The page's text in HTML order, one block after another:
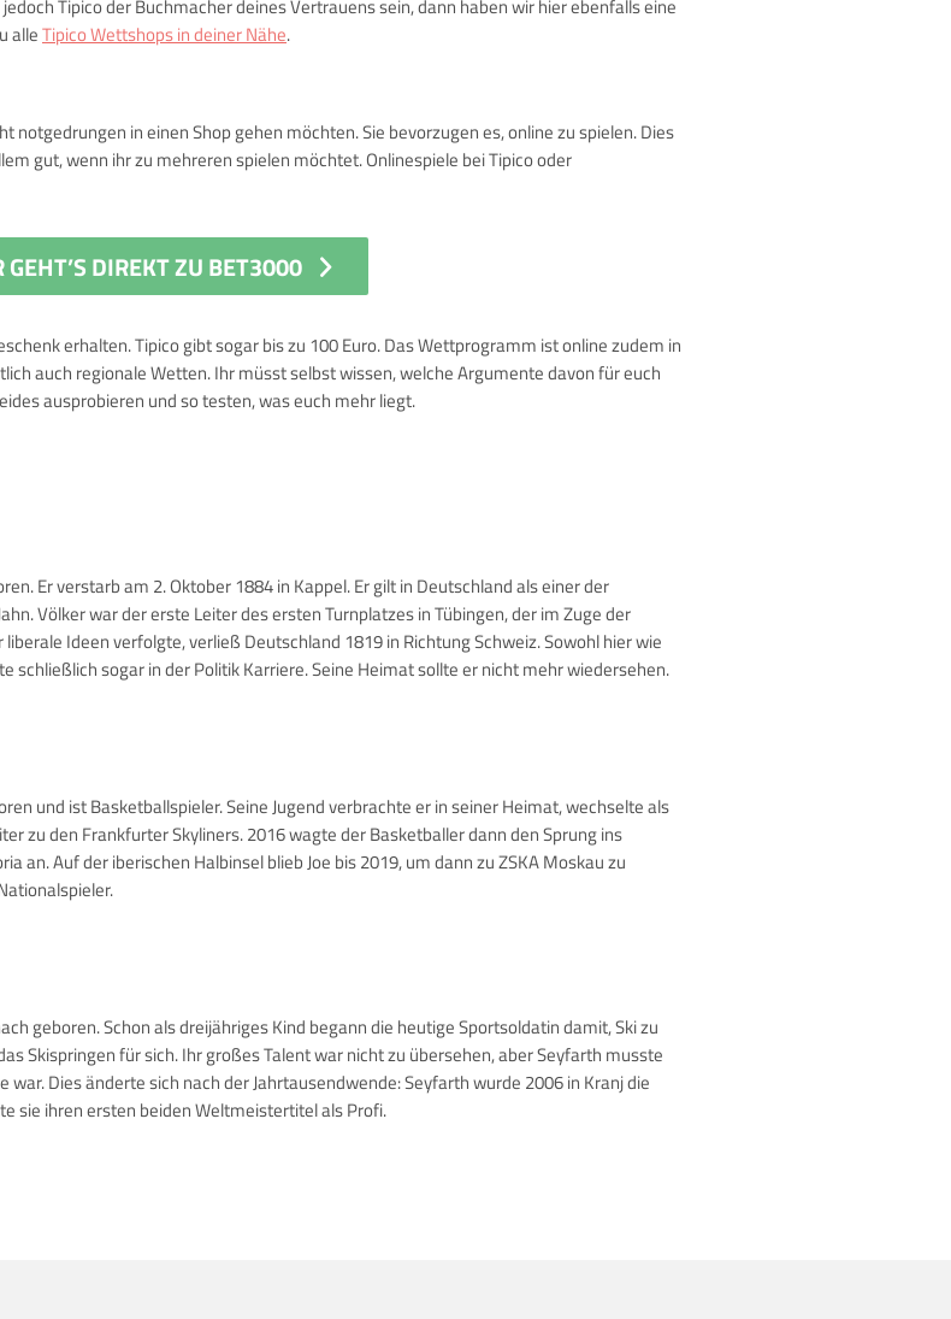
Tipico der Buchmacher deines Vertrauens sein, dann haben wir hier ebenfalls eine
alleTipico Wettshops in deiner Nähe.
notgedrungen in einen Shop gehen möchten. Sie bevorzugen es, online zu spielen. Dies
gut, wenn ihr zu mehreren spielen möchtet. Onlinespiele bei Tipico oder
GEHT’S DIREKT ZU BET3000
erhalten. Tipico gibt sogar bis zu 100 Euro. Das Wettprogramm ist online zudem in
auch regionale Wetten. Ihr müsst selbst wissen, welche Argumente davon für euch
ausprobieren und so testen, was euch mehr liegt.
Er verstarb am 2. Oktober 1884 in Kappel. Er gilt in Deutschland als einer der
Völker war der erste Leiter des ersten Turnplatzes in Tübingen, der im Zuge der
Ideen verfolgte, verließ Deutschland 1819 in Richtung Schweiz. Sowohl hier wie
schließlich sogar in der Politik Karriere. Seine Heimat sollte er nicht mehr wiedersehen.
und ist Basketballspieler. Seine Jugend verbrachte er in seiner Heimat, wechselte als
zu den Frankfurter Skyliners. 2016 wagte der Basketballer dann den Sprung ins
an. Auf der iberischen Halbinsel blieb Joe bis 2019, um dann zu ZSKA Moskau zu
geboren. Schon als dreijähriges Kind begann die heutige Sportsoldatin damit, Ski zu
Skispringen für sich. Ihr großes Talent war nicht zu übersehen, aber Seyfarth musste
Dies änderte sich nach der Jahrtausendwende: Seyfarth wurde 2006 in Kranj die
sie ihren ersten beiden Weltmeistertitel als Profi.